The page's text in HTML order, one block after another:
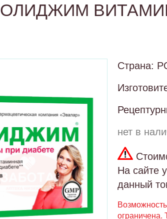
ОЛИДЖИМ
Страна:
нет в
На сайте
данный
ограничена.